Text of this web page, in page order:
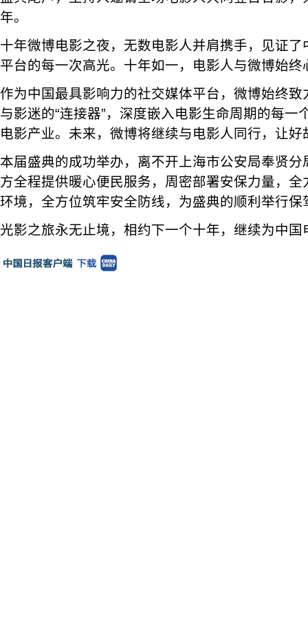
年。
十年微博电影之夜，无数电影人并肩携手，见证
平台的每一次高光。十年如一，电影人与微博始
作为中国最具影响力的社交媒体平台，微博始终致
与影迷的“连接器”，深度嵌入电影生命周期的每一
电影产业。未来，微博将继续与电影人同行，让
本届盛典的成功举办，离不开上海市公安局奉贤
方全程提供暖心便民服务，周密部署安保力量，
环境，全方位筑牢安全防线，为盛典的顺利举行保
光影之旅永无止境，相约下一个十年，继续为中国